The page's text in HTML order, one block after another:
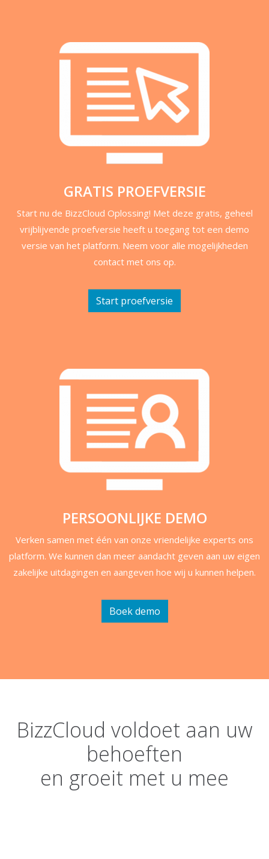
GRATIS PROEFVERSIE
Start nu de BizzCloud Oplossing! Met deze gratis, geheel
vrijblijvende proefversie heeft u toegang tot een demo
versie van het platform. Neem voor alle mogelijkheden
contact met ons op.
Start proefversie
PERSOONLIJKE DEMO
Verken samen met één van onze vriendelijke experts ons
platform. We kunnen dan meer aandacht geven aan uw eigen
zakelijke uitdagingen en aangeven hoe wij u kunnen helpen.
Boek demo
BizzCloud voldoet aan uw
behoeften
en groeit met u mee